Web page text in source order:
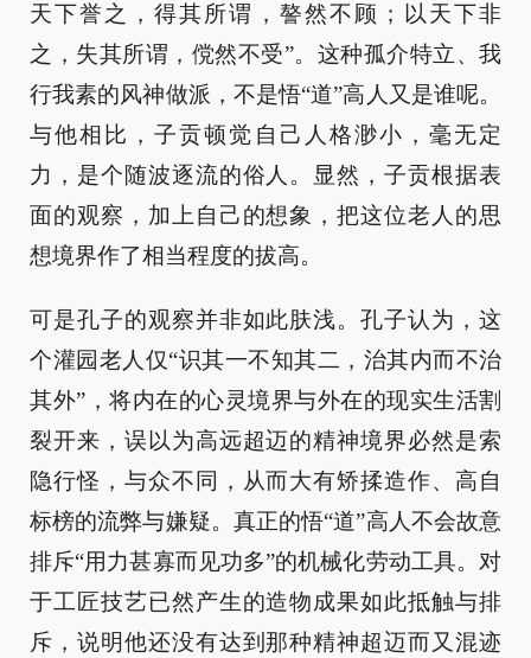
天下誉之，得其所谓，謷然不顾；以天下非
之，失其所谓，傥然不受”。这种孤介特立、我
行我素的风神做派，不是悟“道”高人又是谁呢。
与他相比，子贡顿觉自己人格渺小，毫无定
力，是个随波逐流的俗人。显然，子贡根据表
面的观察，加上自己的想象，把这位老人的思
想境界作了相当程度的拔高。
可是孔子的观察并非如此肤浅。孔子认为，这
个灌园老人仅“识其一不知其二，治其内而不治
其外”，将内在的心灵境界与外在的现实生活割
裂开来，误以为高远超迈的精神境界必然是索
隐行怪，与众不同，从而大有矫揉造作、高自
标榜的流弊与嫌疑。真正的悟“道”高人不会故意
排斥“用力甚寡而见功多”的机械化劳动工具。对
于工匠技艺已然产生的造物成果如此抵触与排
斥，说明他还没有达到那种精神超迈而又混迹